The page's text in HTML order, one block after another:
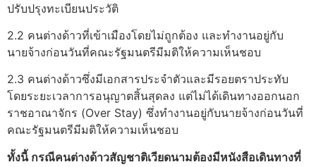
ปรับปรุงทะเบียนประวัติ
2.2 คนต่างด้าวที่เข้าเมืองโดยไม่ถูกต้อง และทำงานอยู่กับ
นายจ้างก่อนวันที่คณะรัฐมนตรีมีมติให้ความเห็นชอบ
2.3 คนต่างด้าวซึ่งมีเอกสารประจำตัวและมีรอยตราประทับ
โดยระยะเวลาการอนุญาตสิ้นสุดลง แต่ไม่ได้เดินทางออกนอก
ราชอาณาจักร (Over Stay) ซึ่งทำงานอยู่กับนายจ้างก่อนวันที่
คณะรัฐมนตรีมีมติให้ความเห็นชอบ
ทั้งนี้ กรณีคนต่างด้าวสัญชาติเวียดนามต้องมีหนังสือเดินทางที่